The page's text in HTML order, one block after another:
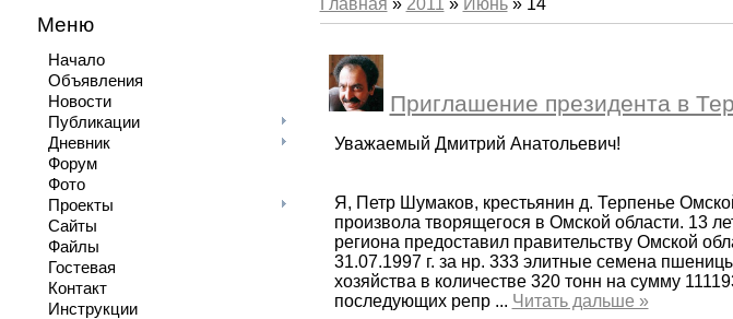
Меню
Начало
Объявления
Новости
Публикации
Дневник
Форум
Фото
Проекты
Сайты
Файлы
Гостевая
Контакт
Инструкции
Главная » 2011 » Июнь » 14
Приглашение президента в
Уважаемый Дмитрий Анатольевич!
Я, Петр Шумаков, крестьянин д. Терпенье
произвола творящегося в Омской области. 13
региона предоставил правительству Омской
31.07.1997 г. за нр. 333 элитные семена
хозяйства в количестве 320 тонн на сумму
последующих репр ... Читать дальше »